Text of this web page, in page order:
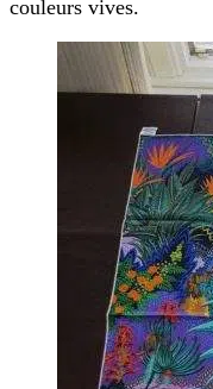
couleurs vives.